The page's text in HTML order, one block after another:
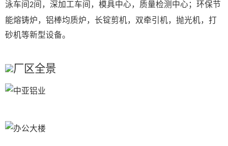
泳车间2间，深加工车间，模具中心，质量检测中心；环保节
能熔铸炉，铝棒均质炉，长锭剪机，双牵引机，抛光机，打
砂机等新型设备。